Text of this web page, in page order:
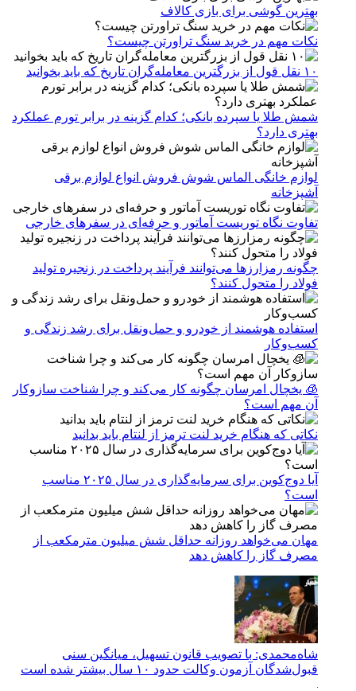
بهترین گوشی برای بازی کالاف
نکات مهم در خرید سنگ تراورتن چیست؟
۱۰ نقل قول از بزرگترین معامله‌گران تاریخ که باید بخوانید
شمش طلا یا سپرده بانکی؛ کدام گزینه در برابر تورم عملکرد
بهتری دارد؟
لوازم خانگی الماس شوش فروش انواع لوازم برقی
آشپزخانه
تفاوت نگاه توریست آماتور و حرفه‌ای در سفرهای خارجی
چگونه رمزارزها می‌توانند فرآیند پرداخت در زنجیره تولید
فولاد را متحول کنند؟
استفاده هوشمند از خودرو و حمل‌ونقل برای رشد زندگی و
کسب‌وکار
🧊 یخچال امرسان چگونه کار می‌کند و چرا شناخت سازوکار
آن مهم است؟
نکاتی که هنگام خرید لنت ترمز از لنتام باید بدانید
آیا دوج‌کوین برای سرمایه‌گذاری در سال ۲۰۲۵ مناسب
است؟
مهان می‌خواهد روزانه حداقل شش میلیون مترمکعب از
مصرف گاز را کاهش دهد
شاه‌محمدی: با تصویب قانون تسهیل، میانگین سنی
قبول‌شدگان آزمون وکالت حدود ۱۰ سال بیشتر شده است